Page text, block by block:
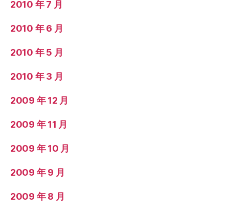
2010 年 7 月
2010 年 6 月
2010 年 5 月
2010 年 3 月
2009 年 12 月
2009 年 11 月
2009 年 10 月
2009 年 9 月
2009 年 8 月